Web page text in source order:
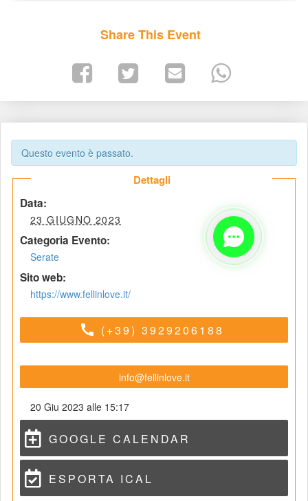
Share This Event
Questo evento è passato.
Dettagli
Data:
23 GIUGNO 2023
Categoria Evento:
Serate
Sito web:
https://www.fellinlove.it/
call (+39) 3929206188
info@fellinlove.it
20 Giu 2023 alle 15:17
GOOGLE CALENDAR
ESPORTA ICAL